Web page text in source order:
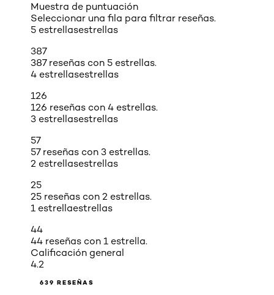
Muestra de puntuación
Seleccionar una fila para filtrar reseñas.
5 estrellasestrellas
387
387 reseñas con 5 estrellas.
4 estrellasestrellas
126
126 reseñas con 4 estrellas.
3 estrellasestrellas
57
57 reseñas con 3 estrellas.
2 estrellasestrellas
25
25 reseñas con 2 estrellas.
1 estrellaestrellas
44
44 reseñas con 1 estrella.
Calificación general
4.2
639 RESEÑAS